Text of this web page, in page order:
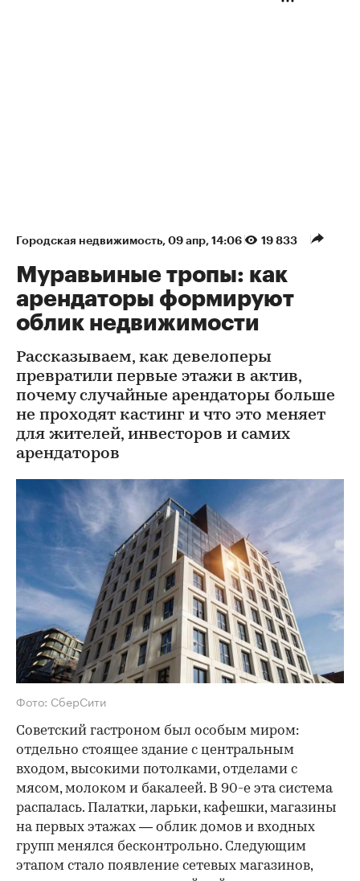
Городская недвижимость 09 апр, 14:06 19 833
Муравьиные тропы: как
арендаторы формируют
облик недвижимости
Рассказываем, как девелоперы
превратили первые этажи в актив,
почему случайные арендаторы больше
не проходят кастинг и что это меняет
для жителей, инвесторов и самих
арендаторов
Фото: СберСити
Советский гастроном был особым миром:
отдельно стоящее здание с центральным
входом, высокими потолками, отделами с
мясом, молоком и бакалеей. В 90-е эта система
распалась. Палатки, ларьки, кафешки, магазины
на первых этажах — облик домов и входных
групп менялся бесконтрольно. Следующим
этапом стало появление сетевых магазинов,